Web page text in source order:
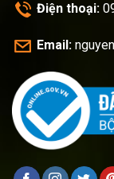
Điện thoại:
Email: